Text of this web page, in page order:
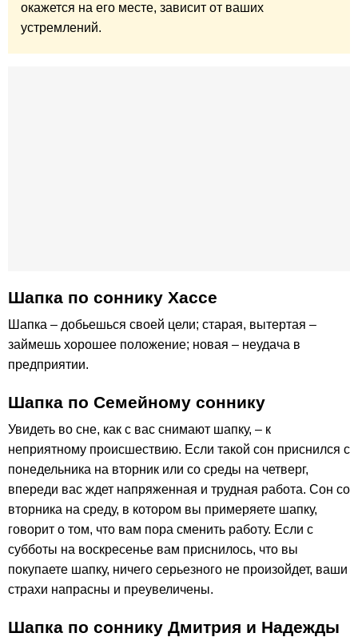
окажется на его месте, зависит от ваших
устремлений.
Шапка по соннику Хассе
Шапка – добьешься своей цели; старая, вытертая –
займешь хорошее положение; новая – неудача в
предприятии.
Шапка по Семейному соннику
Увидеть во сне, как с вас снимают шапку, – к
неприятному происшествию. Если такой сон приснился с
понедельника на вторник или со среды на четверг,
впереди вас ждет напряженная и трудная работа. Сон со
вторника на среду, в котором вы примеряете шапку,
говорит о том, что вам пора сменить работу. Если с
субботы на воскресенье вам приснилось, что вы
покупаете шапку, ничего серьезного не произойдет, ваши
страхи напрасны и преувеличены.
Шапка по соннику Дмитрия и Надежды